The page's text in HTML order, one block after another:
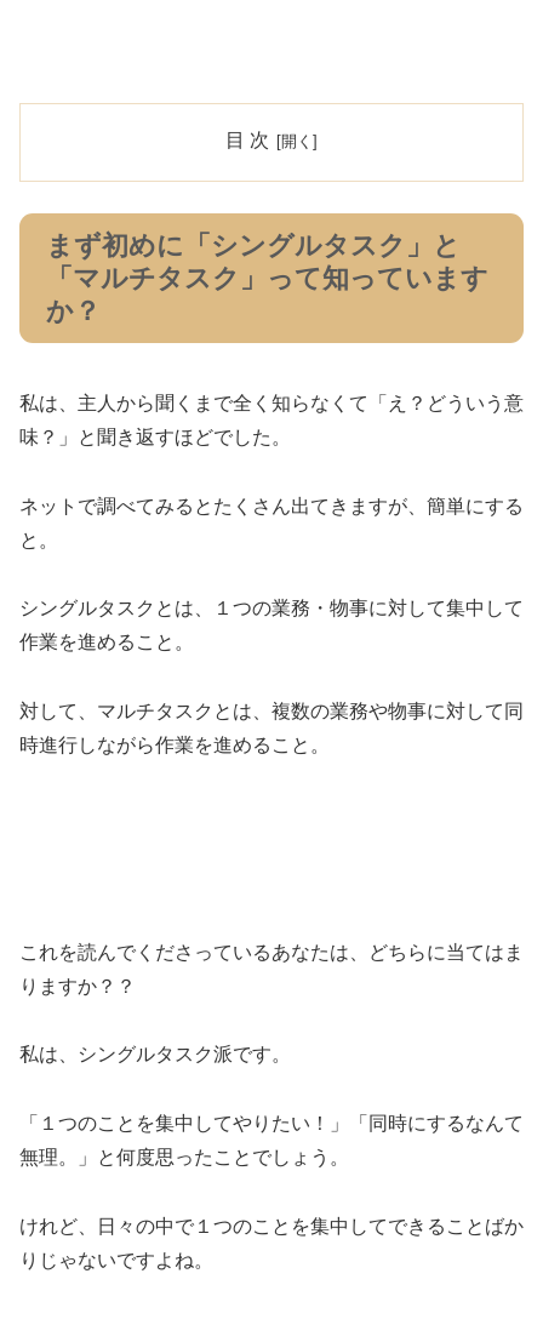
目 次
まず初めに「シングルタスク」と
「マルチタスク」って知っています
か？
私は、主人から聞くまで全く知らなくて「え？どういう意
味？」と聞き返すほどでした。
ネットで調べてみるとたくさん出てきますが、簡単にする
と。
シングルタスクとは、１つの業務・物事に対して集中して
作業を進めること。
対して、マルチタスクとは、複数の業務や物事に対して同
時進行しながら作業を進めること。
これを読んでくださっているあなたは、どちらに当てはま
りますか？？
私は、シングルタスク派です。
「１つのことを集中してやりたい！」「同時にするなんて
無理。」と何度思ったことでしょう。
けれど、日々の中で１つのことを集中してできることばか
りじゃないですよね。